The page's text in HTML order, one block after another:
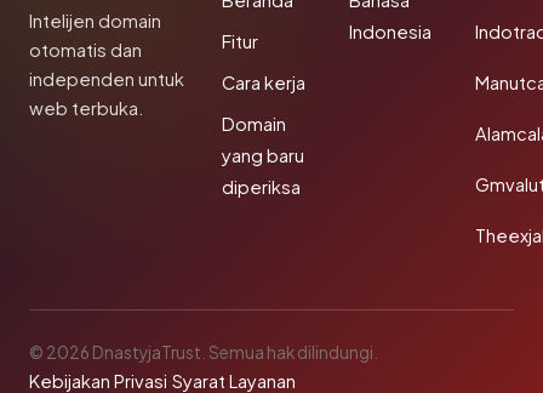
Intelijen domain
otomatis dan
independen untuk
web terbuka.
Fitur
Cara kerja
Domain
yang baru
diperiksa
Indonesia
© 2026 DnastyjaTrust. Semua hak dilindungi.
Kebijakan Privasi·Syarat Layanan